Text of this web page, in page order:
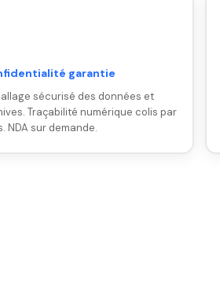
garantie
sécurisé des données et
Traçabilité numérique colis par
NDA sur demande.